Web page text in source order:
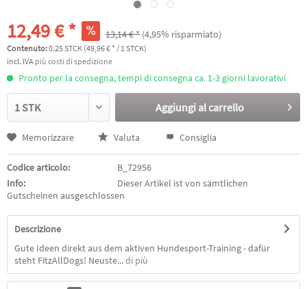
12,49 € * 13,14 € * (4,95% risparmiato)
Contenuto:0.25 STCK (49,96 € * / 1 STCK)
incl. IVA più costi di spedizione
Pronto per la consegna, tempi di consegna ca. 1-3 giorni lavorativi
Aggiungi alcarrello
Memorizzare Valuta Consiglia
Codice articolo:
B_72956
Info:
Dieser Artikel ist von sämtlichen
Gutscheinen ausgeschlossen
Descrizione
Gute Ideen direkt aus dem aktiven Hundesport-Training - dafür
steht FitzAllDogs! Neuste...di più